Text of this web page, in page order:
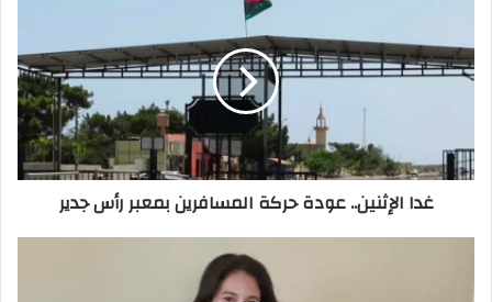
حركة
المسافرين
جدير
غدا الإثنين.. عودة حركة المسافرين بمعبر رأس جدير
صاحبة